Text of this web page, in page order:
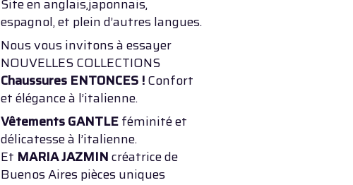
Site en anglais,japonnais,
espagnol, et plein d’autres langues.
Nous vous invitons à essayer
NOUVELLES COLLECTIONS
Chaussures ENTONCES !Confort
et élégance à l’italienne.
Vêtements GANTLEféminité et
délicatesse à l’italienne.
Et MARIA JAZMINcréatrice de
Buenos Aires pièces uniques